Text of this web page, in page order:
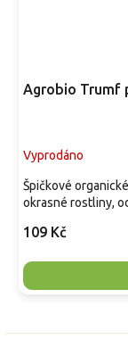
Agrobio Trumf
Vyprodáno
109 Kč
Špičkové
okrasné rostliny,